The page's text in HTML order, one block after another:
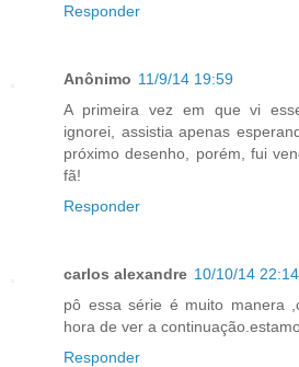
Responder
Anônimo 11/9/14 19:59
A primeira vez em que vi
ignorei, assistia apenas
próximo desenho, porém, fui
fã!
Responder
carlos alexandre 10/10/14 22:14
pô essa série é muito manera
hora de ver a
Responder